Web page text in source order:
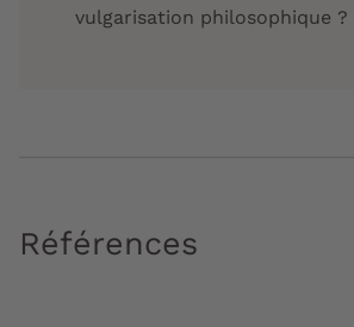
vulgarisation philosophique ?
Références